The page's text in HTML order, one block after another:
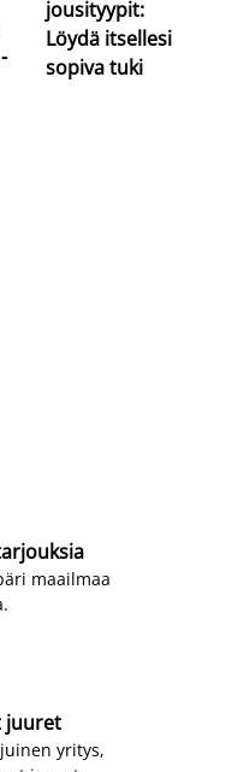
jousityypit:
Löydä itsellesi
sopiva tuki
maailmaa
juuret
yritys,